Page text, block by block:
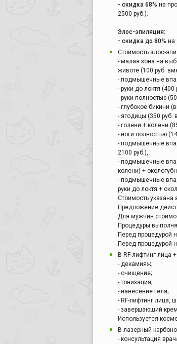
- скидка 68% на
2500 руб.).
Элос-эпиляция:
- скидка до 80% на
Стоимость элос-
- малая зона на
животе (100 руб.
- подмышечные
- руки до локтя (400
- руки полностью
- глубокое бикини
- ягодицы (350 руб.
- голени + колени
- ноги полностью
- подмышечные
2100 руб.),
- подмышечные
колени) +
- подмышечные
руки до локтя +
Стоимость указана
Предложение
Для мужчин
Процедуры
Перед процедурой
Перед процедурой
В RF-лифтинг лица
- декамияж;
- очищение;
- тонизация;
- нанесение геля;
- RF-лифтинг лица,
- завершающий
Используется
В лазерный
- консультация